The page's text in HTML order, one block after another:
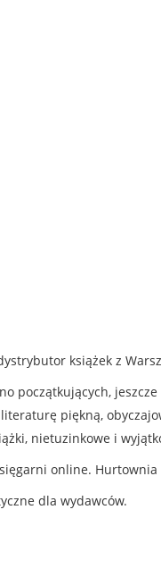
książek z
początkujących,
piękną,
nietuzinkowe i
online.
dla wydawców.